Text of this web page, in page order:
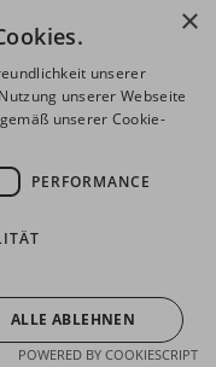
×
unserer
unserer Webseite
unserer Cookie-
PERFORMANCE
ALLE ABLEHNEN
POWERED BY COOKIESCRIPT